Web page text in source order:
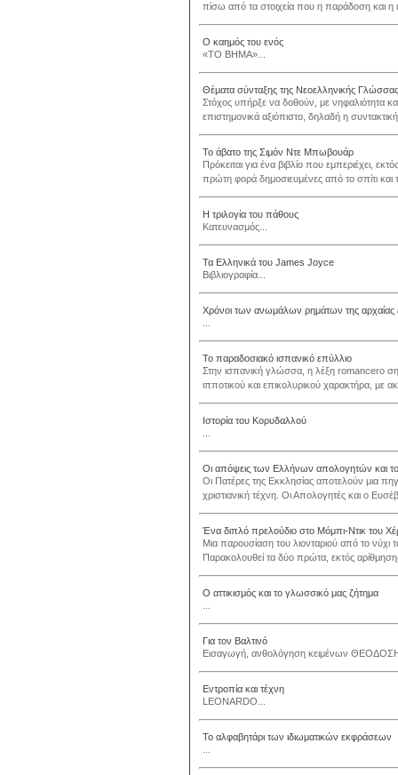
πίσω από τα στοιχεία που η παράδοση και η
Ο καημός του ενός
«ΤΟ ΒΗΜΑ»...
Θέματα σύνταξης της Νεοελληνικής Γλώσσας
Στόχος υπήρξε να δοθούν, με νηφαλιότητα
επιστημονικά αξιόπιστο, δηλαδή η
Το άβατο της Σιμόν Ντε Μπωβουάρ
Πρόκειται για ένα βιβλίο που εμπεριέχει,
πρώτη φορά δημοσιευμένες από το σπίτι
Η τριλογία του πάθους
Κατευνασμός...
Τα Ελληνικά του James Joyce
Βιβλιογραφία...
Χρόνοι των ανωμάλων ρημάτων της αρχαίας
Το παραδοσιακό ισπανικό επύλλιο
Στην ισπανική γλώσσα, η λέξη romancero
ιπποτικού και επικολυρικού χαρακτήρα, με
Ιστορία του Κορυδαλλού
Οι απόψεις των Ελλήνων απολογητών και
Οι Πατέρες της Εκκλησίας αποτελούν μια πηγή
χριστιανική τέχνη. Οι Απολογητές και ο
Ένα διπλό πρελούδιο στο Μόμπι-Ντικ του
Μια παρουσίαση του λιονταριού από το νύχι
Παρακολουθεί τα δύο πρώτα, εκτός
Ο αττικισμός και το γλωσσικό μας ζήτημα
Για τον Βαλτινό
Εισαγωγή, ανθολόγηση κειμένων
Εντροπία και τέχνη
LEONARDO...
Το αλφαβητάρι των ιδιωματικών εκφράσεων